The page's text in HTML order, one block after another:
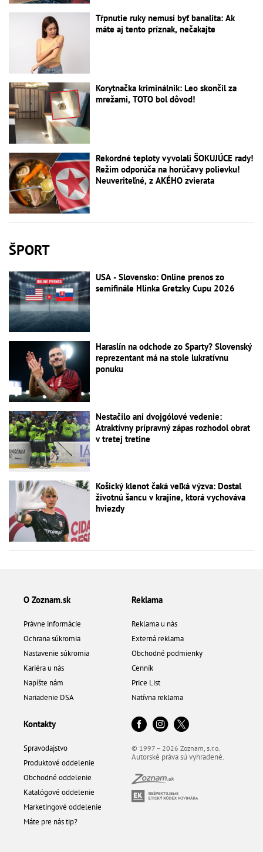
Tŕpnutie ruky nemusí byť banalita: Ak
máte aj tento príznak, nečakajte
Korytnačka kriminálnik: Leo skončil za
mrežami, TOTO bol dôvod!
Rekordné teploty vyvolali ŠOKUJÚCE rady!
Režim odporúča na horúčavy polievku!
Neuveriteľné, z AKÉHO zvierata
ŠPORT
USA - Slovensko: Online prenos zo
semifinále Hlinka Gretzky Cupu 2026
Haraslín na odchode zo Sparty? Slovenský
reprezentant má na stole lukratívnu
ponuku
Nestačilo ani dvojgólové vedenie:
Atraktívny prípravný zápas rozhodol obrat
v tretej tretine
Košický klenot čaká veľká výzva: Dostal
životnú šancu v krajine, ktorá vychováva
hviezdy
O Zoznam.sk
Právne informácie
Ochrana súkromia
Nastavenie súkromia
Kariéra u nás
Napíšte nám
Nariadenie DSA
Reklama
Reklama u nás
Externá reklama
Obchodné podmienky
Cenník
Price List
Natívna reklama
Kontakty
Spravodajstvo
Produktové oddelenie
Obchodné oddelenie
Katalógové oddelenie
Marketingové oddelenie
Máte pre nás tip?
© 1997 – 2026 Zoznam, s.r.o.
Autorské práva sú vyhradené.